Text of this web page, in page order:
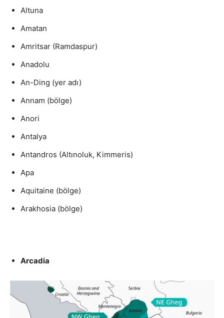
Altuna
Amatan
Amritsar (Ramdaspur)
Anadolu
An-Ding (yer adı)
Annam (bölge)
Anori
Antalya
Antandros (Altınoluk, Kimmeris)
Apa
Aquitaine (bölge)
Arakhosia (bölge)
Arcadia